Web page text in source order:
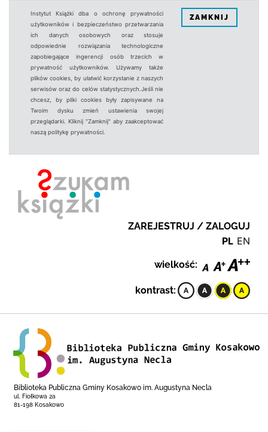
Instytut Książki dba o ochronę prywatności
użytkowników i bezpieczeństwo przetwarzania
ich danych osobowych oraz stosuje
odpowiednie rozwiązania technologiczne
zapobiegające ingerencji osób trzecich w
prywatność użytkowników. Używamy także
plików cookies, by ułatwić korzystanie z naszych
serwisów oraz do celów statystycznych.Jeśli nie
chcesz, by pliki cookies były zapisywane na
Twoim dysku zmień ustawienia swojej
przeglądarki. Kliknij "Zamknij" aby zaakceptować
naszą politykę prywatności.
ZAMKNIJ
ZAREJESTRUJ / ZALOGUJ
PL EN
wielkość:
kontrast:
Biblioteka Publiczna Gminy Kosakowo im. Augustyna Necla
ul. Fiołkowa 2a
81-198 Kosakowo